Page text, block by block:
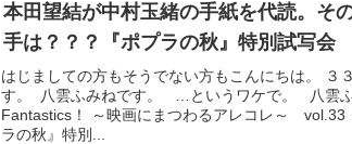
本田望結が中村玉緒の手紙を代読。そ
手は？？？『ポプラの秋』特別試写会
はじましての方もそうでない方もこんにちは。 ３
す。 八雲ふみねです。 …というワケで。 八雲
Fantastics！ ～映画にまつわるアレコレ～
ラの秋』特別...